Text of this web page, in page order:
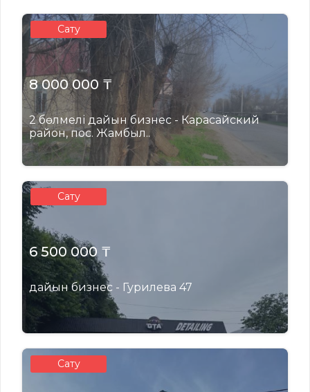
Сату
8 000 000 ₸
2 бөлмелі дайын бизнес - Карасайский
район, пос. Жамбыл..
Сату
6 500 000 ₸
дайын бизнес - Гурилева 47
Сату